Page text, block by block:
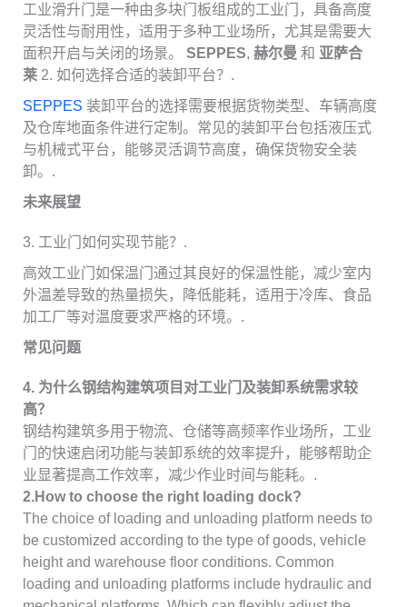
工业滑升门是一种由多块门板组成的工业门，具备高度
灵活性与耐用性，适用于多种工业场所，尤其是需要大
面积开启与关闭的场景。 SEPPES, 赫尔曼 和 亚萨合
莱2. 如何选择合适的装卸平台？.
SEPPES 装卸平台的选择需要根据货物类型、车辆高度
及仓库地面条件进行定制。常见的装卸平台包括液压式
与机械式平台，能够灵活调节高度，确保货物安全装
卸。.
未来展望
3. 工业门如何实现节能？.
高效工业门如保温门通过其良好的保温性能，减少室内
外温差导致的热量损失，降低能耗，适用于冷库、食品
加工厂等对温度要求严格的环境。.
常见问题
4. 为什么钢结构建筑项目对工业门及装卸系统需求较
高？
钢结构建筑多用于物流、仓储等高频率作业场所，工业
门的快速启闭功能与装卸系统的效率提升，能够帮助企
业显著提高工作效率，减少作业时间与能耗。.
2.How to choose the right loading dock?
The choice of loading and unloading platform needs to
be customized according to the type of goods, vehicle
height and warehouse floor conditions. Common
loading and unloading platforms include hydraulic and